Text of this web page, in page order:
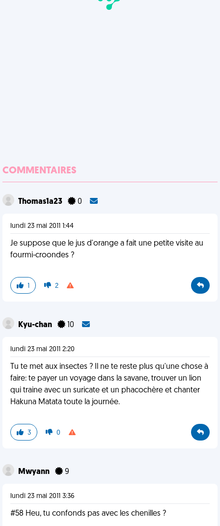
COMMENTAIRES
Thomas1a23 0
lundi 23 mai 2011 1:44
Je suppose que le jus d'orange a fait une petite visite au
fourmi-croondes ?
1 2
Kyu-chan 10
lundi 23 mai 2011 2:20
Tu te met aux insectes ? Il ne te reste plus qu'une chose à
faire: te payer un voyage dans la savane, trouver un lion
qui traine avec un suricate et un phacochère et chanter
Hakuna Matata toute la journée.
3 0
Mwyann 9
lundi 23 mai 2011 3:36
#58 Heu, tu confonds pas avec les chenilles ?